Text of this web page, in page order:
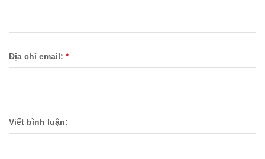
Địa chỉ email: *
Viết bình luận: